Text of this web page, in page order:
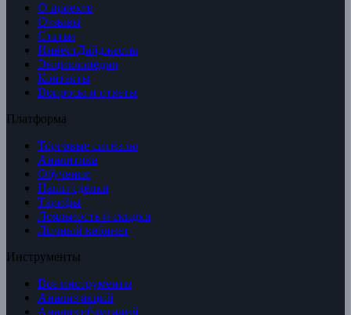
О проекте
Отзывы
Статьи
ИнвестДайджесты
Энциклопедия
Контакты
Вопросы и ответы
Платформа
Торговые сигналы
Аналитика
Обучение
Наши сделки
Тарифы
Лояльность и скидки
Личный кабинет
Инструменты
Все инструменты
Анализ акций
Анализ облигаций